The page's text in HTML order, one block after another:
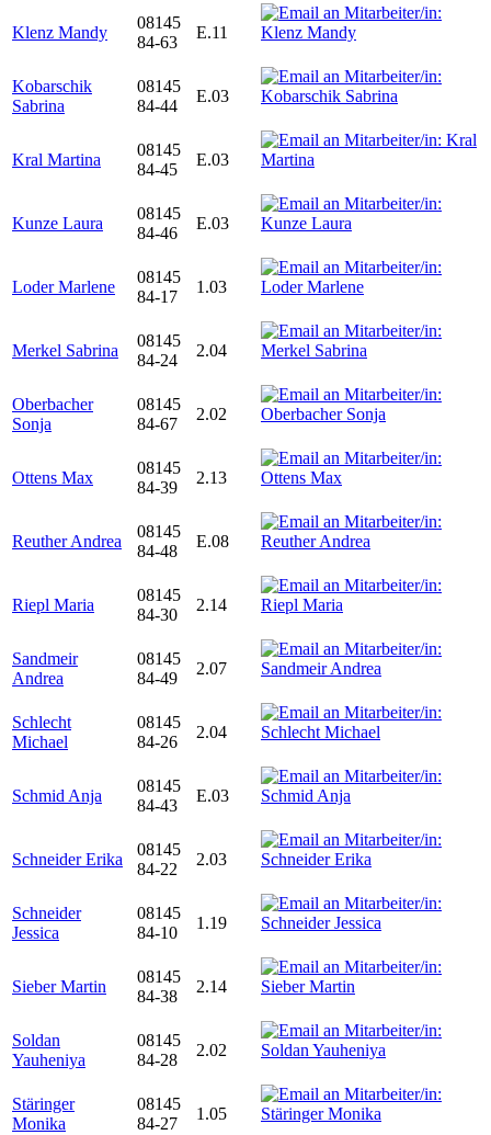
Klenz Mandy
08145
84-63
E.11
Kobarschik
Sabrina
08145
84-44
E.03
Kral Martina
08145
84-45
E.03
Kunze Laura
08145
84-46
E.03
Loder Marlene
08145
84-17
1.03
Merkel Sabrina
08145
84-24
2.04
Oberbacher
Sonja
08145
84-67
2.02
Ottens Max
08145
84-39
2.13
Reuther Andrea
08145
84-48
E.08
Riepl Maria
08145
84-30
2.14
Sandmeir
Andrea
08145
84-49
2.07
Schlecht
Michael
08145
84-26
2.04
Schmid Anja
08145
84-43
E.03
Schneider Erika
08145
84-22
2.03
Schneider
Jessica
08145
84-10
1.19
Sieber Martin
08145
84-38
2.14
Soldan
Yauheniya
08145
84-28
2.02
Stäringer
Monika
08145
84-27
1.05